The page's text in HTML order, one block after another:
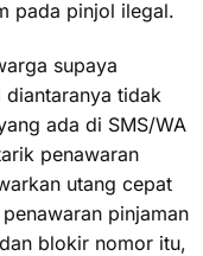
pada pinjol ilegal.
supaya
tidak
ada di SMS/WA
penawaran
utang cepat
pinjaman
blokir nomor itu,